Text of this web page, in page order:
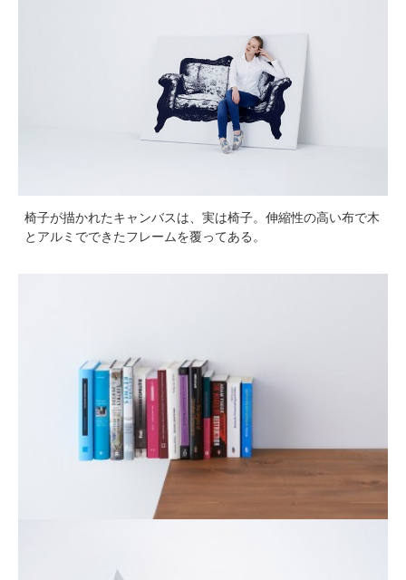
椅子が描かれたキャンバスは、実は椅子。伸縮性の高い布で木
とアルミでできたフレームを覆ってある。